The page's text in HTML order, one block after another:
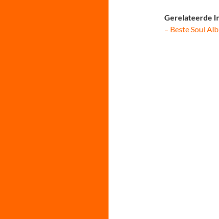
Gerelateerde
– Beste Soul